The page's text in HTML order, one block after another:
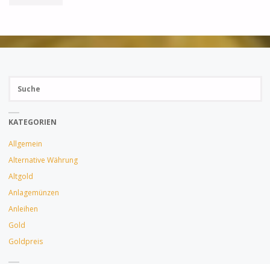
GOLDVERBOT
KATEGORIEN
Allgemein
Alternative Währung
Altgold
Anlagemünzen
Anleihen
Gold
Goldpreis